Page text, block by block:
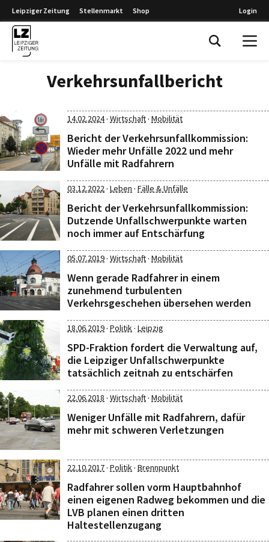
Leipziger Zeitung Stellenmarkt Shop Login
Verkehrsunfallbericht
14.02.2024· Wirtschaft· Mobilität
Bericht der Verkehrsunfallkommission:
Wieder mehr Unfälle 2022 und mehr
Unfälle mit Radfahrern
03.12.2022· Leben · Fälle & Unfälle
Bericht der Verkehrsunfallkommission:
Dutzende Unfallschwerpunkte warten
noch immer auf Entschärfung
05.07.2019· Wirtschaft· Mobilität
Wenn gerade Radfahrer in einem
zunehmend turbulenten
Verkehrsgeschehen übersehen werden
18.06.2019· Politik· Leipzig
SPD-Fraktion fordert die Verwaltung auf,
die Leipziger Unfallschwerpunkte
tatsächlich zeitnah zu entschärfen
22.06.2018 · Wirtschaft· Mobilität
Weniger Unfälle mit Radfahrern, dafür
mehr mit schweren Verletzungen
22.10.2017· Politik· Brennpunkt
Radfahrer sollen vorm Hauptbahnhof
einen eigenen Radweg bekommen und die
LVB planen einen dritten
Haltestellenzugang